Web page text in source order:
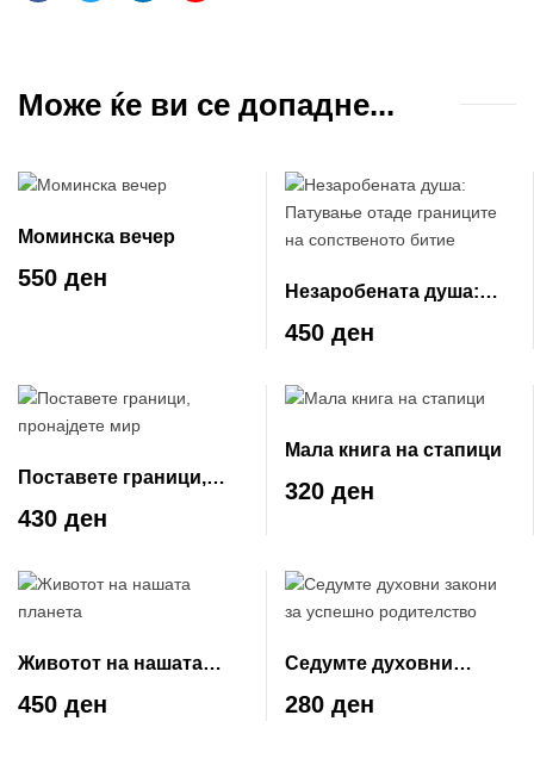
Може ќе ви се допадне...
Моминска вечер
550 ден
Незаробената душа:
Патување отаде
границите на
450 ден
Поставете граници,
пронајдете мир
430 ден
Мала книга на стапици
320 ден
Животот на нашата
планета
450 ден
Седумте духовни
закони за успешно
родителство
280 ден